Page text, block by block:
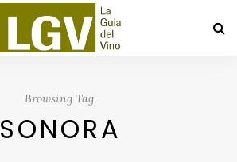
Browsing Tag
SONORA